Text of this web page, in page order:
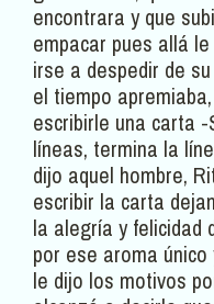
encontrara y que
empacar pues allá
irse a despedir de
el tiempo
escribirle una carta
líneas, termina la
dijo aquel hombre,
escribir la carta
la alegría y felicidad
por ese aroma
le dijo los motivos